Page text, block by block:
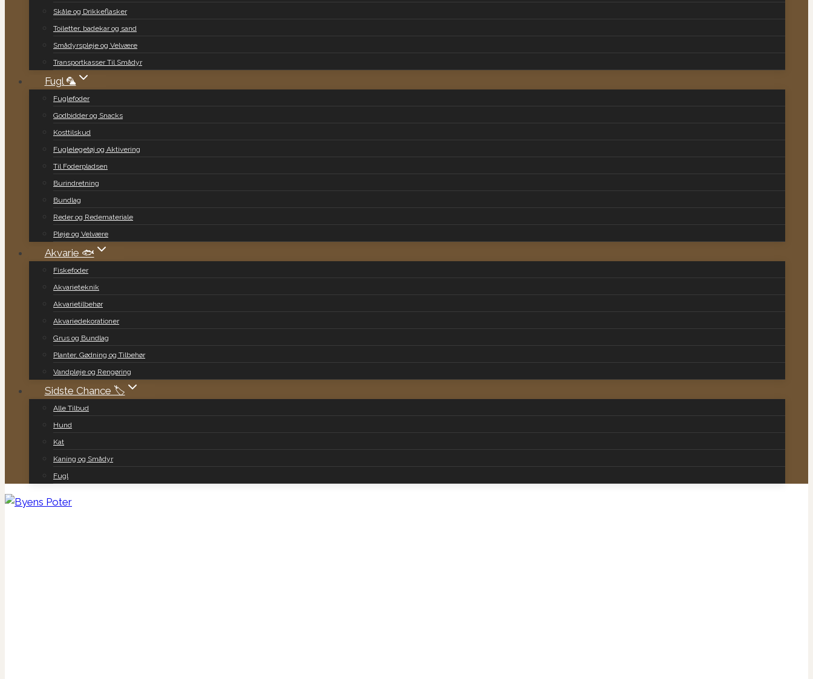
Skåle og Drikkeflasker
Toiletter, badekar og sand
Smådyrspleje og Velvære
Transportkasser Til Smådyr
Fugl 🦜
Fuglefoder
Godbidder og Snacks
Kosttilskud
Fuglelegetøj og Aktivering
Til Foderpladsen
Burindretning
Bundlag
Reder og Redemateriale
Pleje og Velvære
Akvarie 🐟
Fiskefoder
Akvarieteknik
Akvarietilbehør
Akvariedekorationer
Grus og Bundlag
Planter, Gødning og Tilbehør
Vandpleje og Rengøring
Sidste Chance 🏷️
Alle Tilbud
Hund
Kat
Kaning og Smådyr
Fugl